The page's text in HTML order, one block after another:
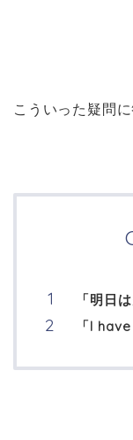
こういった疑問に
「明日
「I